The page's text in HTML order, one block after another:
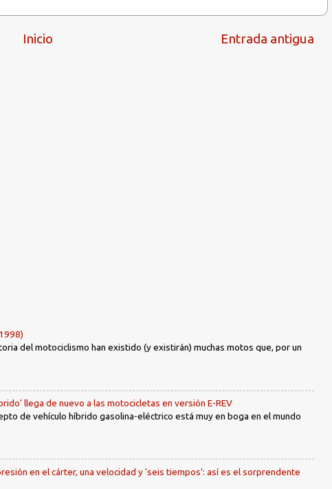
Entrada antigua
Inicio
del motociclismo han existido (y existirán) muchas motos que, por un
llega de nuevo a las motocicletas en versión E-REV
de vehículo híbrido gasolina-eléctrico está muy en boga en el mundo
en el cárter, una velocidad y 'seis tiempos': así es el sorprendente